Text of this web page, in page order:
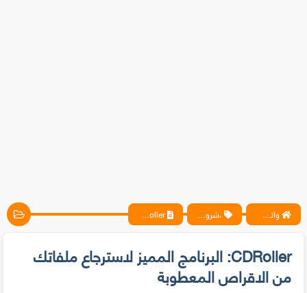
واتس آب ، فيسبوك ، أنترنت ، شروحات تقنية حصرية - المحترف ،شروحات، مقالات CDRoller: البرنامج المميز لاسترجاع ملفاتك من الاقراص المعطوبة
CDRoller: البرنامج المميز لاسترجاع ملفاتك
من الاقراص المعطوبة